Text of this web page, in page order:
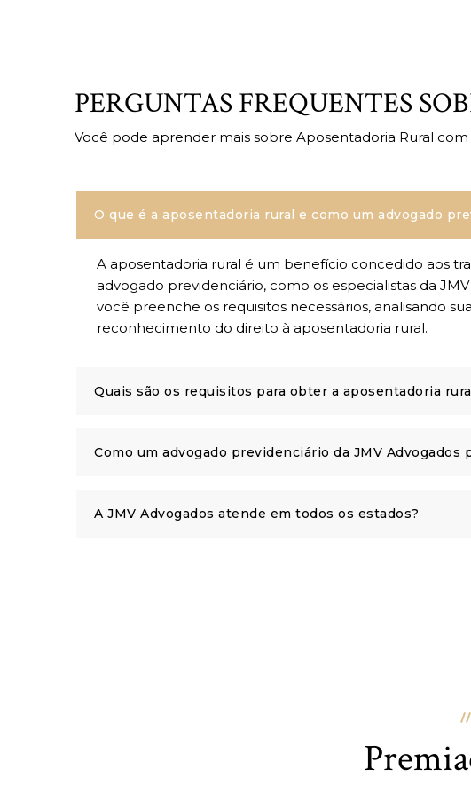
PERGUNTAS FREQUENTES
Você pode aprender mais sobre Aposentadoria Rural
O que é a aposentadoria rural e como um advogado
A aposentadoria rural é um benefício concedido aos
advogado previdenciário, como os especialistas da
você preenche os requisitos necessários, analisando
reconhecimento do direito à aposentadoria rural.
Quais são os requisitos para obter a aposentadoria
Como um advogado previdenciário da JMV
A JMV Advogados atende em todos os estados?